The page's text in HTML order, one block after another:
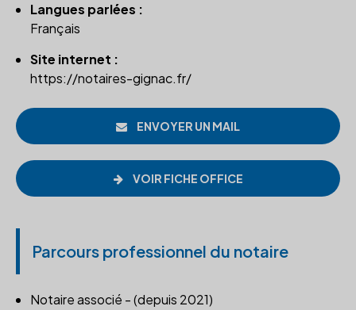
Langues parlées :
Français
Site internet :
https://notaires-gignac.fr/
ENVOYER UN MAIL
VOIR FICHE OFFICE
Parcours professionnel du notaire
Notaire associé - (depuis 2021)